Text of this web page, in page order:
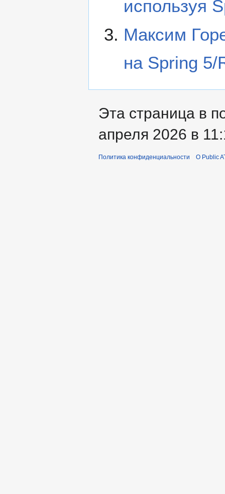
используя
Максим
на Spring 5/
Эта страница в
апреля 2026 в
Политика конфиденциальности О Public